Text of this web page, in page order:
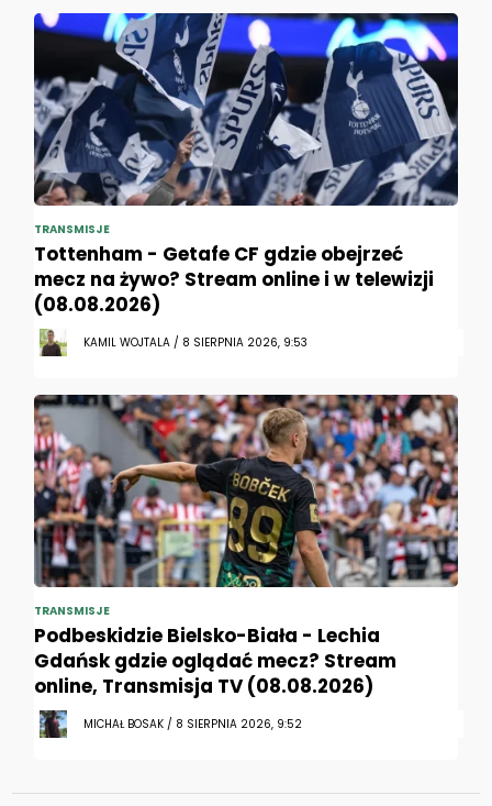
TRANSMISJE
Tottenham - Getafe CF gdzie obejrzeć
mecz na żywo? Stream online i w telewizji
(08.08.2026)
KAMIL WOJTALA / 8 SIERPNIA 2026, 9:53
TRANSMISJE
Podbeskidzie Bielsko-Biała - Lechia
Gdańsk gdzie oglądać mecz? Stream
online, Transmisja TV (08.08.2026)
MICHAŁ BOSAK / 8 SIERPNIA 2026, 9:52